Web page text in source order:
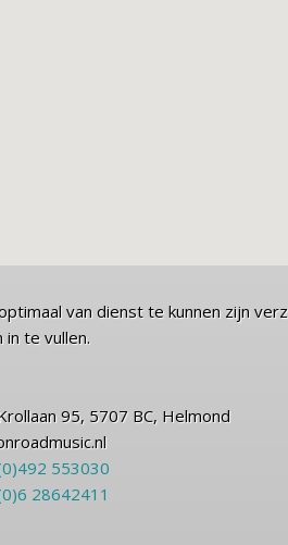
van dienst te kunnen zijn
in te vullen.
95, 5707 BC, Helmond
553030
28642411